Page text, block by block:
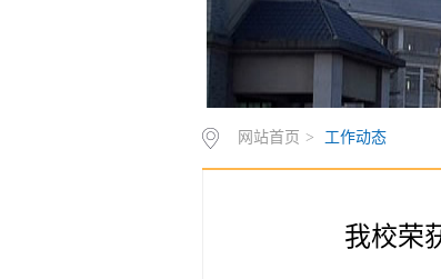
网站首页 > 工作动态
我校荣